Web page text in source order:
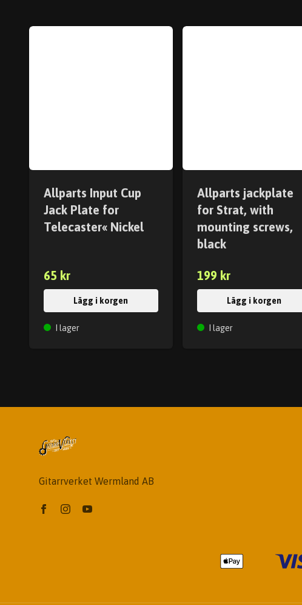
Allparts Input Cup
Jack Plate for
Telecaster« Nickel
65 kr
Lägg i korgen
I lager
Allparts jackplate
for Strat, with
mounting screws,
black
199 kr
Lägg i korgen
I lager
Gitarrverket Wermland AB